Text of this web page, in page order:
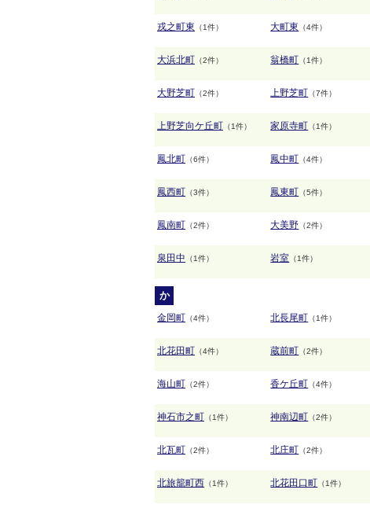
戎之町東 （1件） 大町東 （4件）
大浜北町 （2件） 翁橋町 （1件）
大野芝町 （2件） 上野芝町 （7件）
上野芝向ケ丘町 （1件） 家原寺町 （1件）
鳳北町 （6件） 鳳中町 （4件）
鳳西町 （3件） 鳳東町 （5件）
鳳南町 （2件） 大美野 （2件）
泉田中 （1件） 岩室 （1件）
か
金岡町 （4件） 北長尾町 （1件）
北花田町 （4件） 蔵前町 （2件）
海山町 （2件） 香ケ丘町 （4件）
神石市之町 （1件） 神南辺町 （2件）
北瓦町 （2件） 北庄町 （2件）
北旅籠町西 （1件） 北花田口町 （1件）